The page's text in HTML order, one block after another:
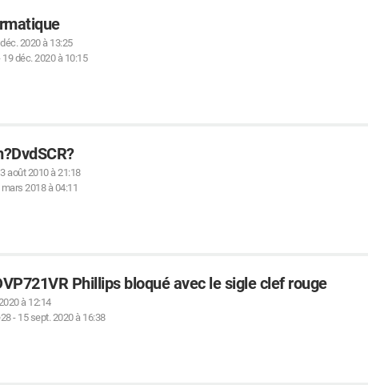
2020 à 13:25
19 déc. 2020 à 10:15
3 août 2010 à 21:18
2018 à 04:11
Phillips bloqué avec le sigle clef rouge
à 12:14
- 15 sept. 2020 à 16:38